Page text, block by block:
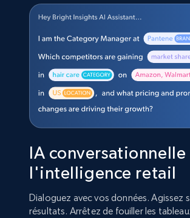
IA
l'intelligence retail
Dialoguez avec vos données. Agissez
résultats. Arrêtez de fouiller les